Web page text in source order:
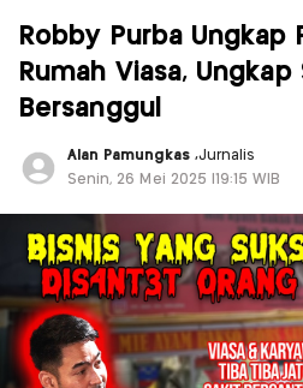
Robby Purba Ungkap
Rumah Viasa,
Bersanggul
Alan Pamungkas ,Jurnalis
Senin, 26 Mei 2025 |19:15 WIB